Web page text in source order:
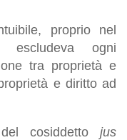
proprio nel
ogni
tra proprietà e
e diritto ad
cosiddetto jus